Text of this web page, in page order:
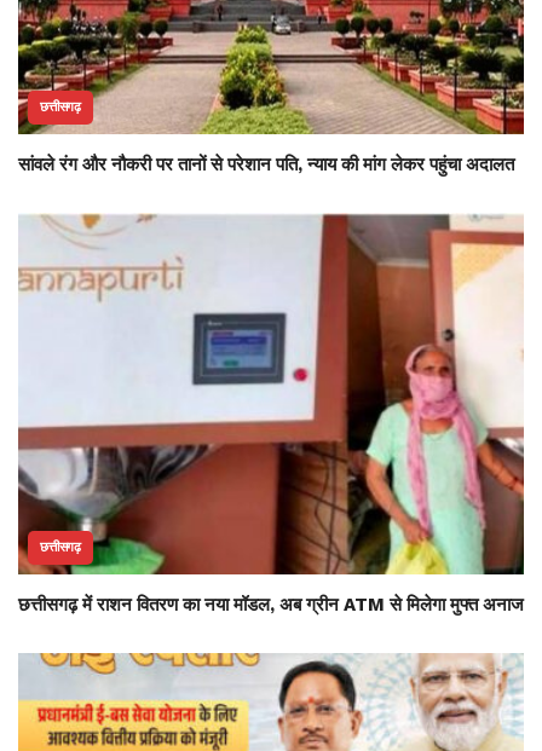
छत्तीसगढ़
सांवले रंग और नौकरी पर तानों से परेशान पति, न्याय की मांग लेकर पहुंचा अदालत
छत्तीसगढ़
छत्तीसगढ़ में राशन वितरण का नया मॉडल, अब ग्रीन ATM से मिलेगा मुफ्त अनाज